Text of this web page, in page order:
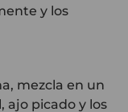
y los
mezcla en un
ajo picado y los